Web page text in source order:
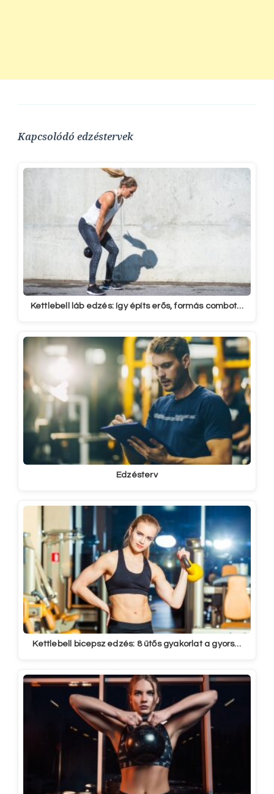
Kapcsolódó edzéstervek
Kettlebell láb edzés: így építs erős, formás combot…
Edzésterv
Kettlebell bicepsz edzés: 8 ütős gyakorlat a gyors…